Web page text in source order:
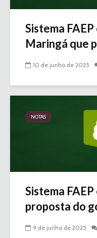
Sistema
Maringá que
10 de junho de 2025
NOTAS
Sistema
proposta do
9 de junho de 2025